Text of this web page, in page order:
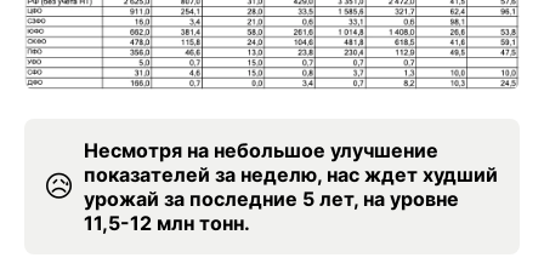
😥
Несмотря на небольшое улучшение
показателей за неделю, нас ждет худший
урожай за последние 5 лет, на уровне
11,5-12 млн тонн.